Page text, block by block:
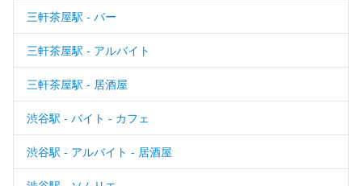
三軒茶屋駅 - バー
三軒茶屋駅 - アルバイト
三軒茶屋駅 - 居酒屋
渋谷駅 - バイト - カフェ
渋谷駅 - アルバイト - 居酒屋